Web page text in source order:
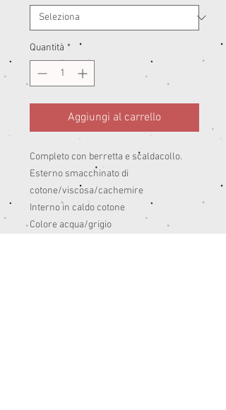
Quantità *
Aggiungi al carrello
Completo con berretta e scaldacollo.
Esterno smacchinato di
cotone/viscosa/cachemire
Interno in caldo cotone
Colore acqua/grigio